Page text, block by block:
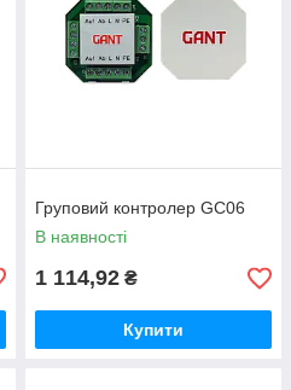
Груповий контролер GC06
В наявності
1 114,92 ₴
Купити